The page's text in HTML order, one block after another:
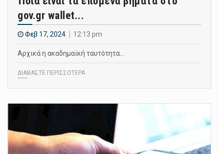
gov.gr wallet...
Φεβ 17, 2024 12:13 pm
Αρχικά η ακαδημαϊκή ταυτότητα…
ΔΙΑΒΑΣΤΕ ΠΕΡΙΣΣΟΤΕΡΑ